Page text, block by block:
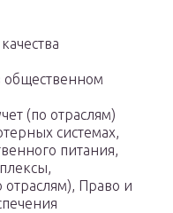
общественном
(по отраслям)
системах,
питания,
Право и